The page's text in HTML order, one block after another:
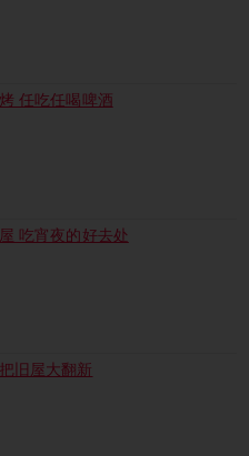
任吃任喝啤酒
吃宵夜的好去处
旧屋大翻新